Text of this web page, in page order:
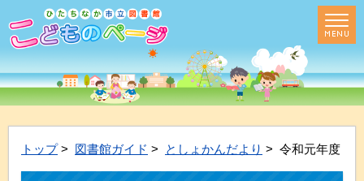
トップ> 図書館ガイド > としょかんだより > 令和元年度